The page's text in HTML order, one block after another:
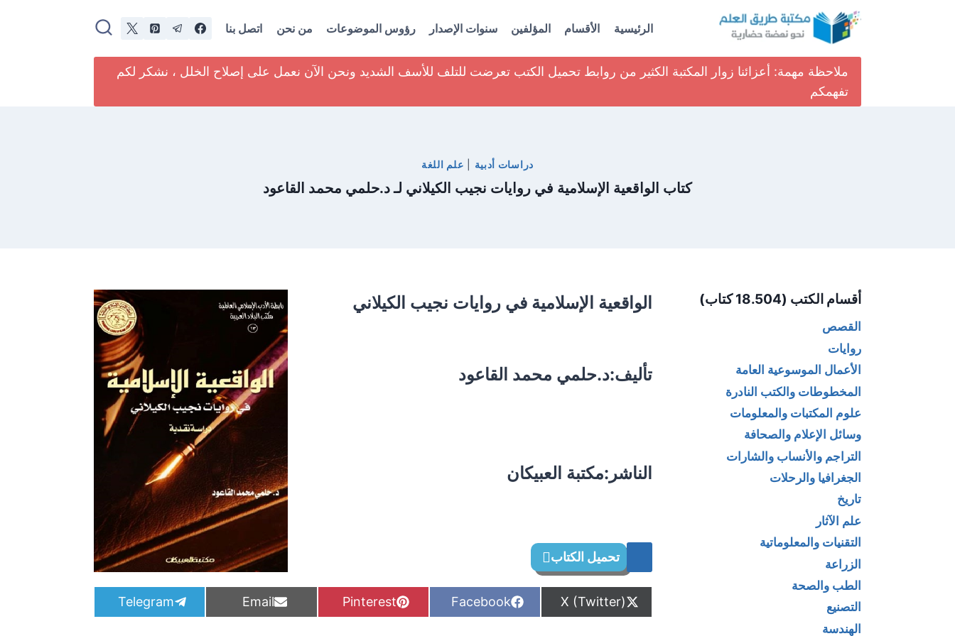
الرئيسية الأقسام المؤلفين سنوات الإصدار رؤوس الموضوعات من نحن اتصل بنا
ملاحظة مهمة: أعزائنا زوار المكتبة الكثير من روابط تحميل الكتب تعرضت للتلف للأسف الشديد ونحن الآن نعمل على إصلاح الخلل ، نشكر لكم
تفهمكم
دراسات أدبية علم اللغة
كتاب الواقعية الإسلامية في روايات نجيب الكيلاني لـ د.حلمي محمد القاعود
الواقعية الإسلامية في روايات نجيب الكيلاني
تأليف:د.حلمي محمد القاعود
الناشر:مكتبة العبيكان
تحميل الكتاب
S
h
X (Twitter)
S
h
Facebook
S
h
Pinterest
S
h
Email
S
h
Telegram
أقسام الكتب (18.504 كتاب)
القصص
روايات
الأعمال الموسوعية العامة
المخطوطات والكتب النادرة
علوم المكتبات والمعلومات
وسائل الإعلام والصحافة
التراجم والأنساب والشارات
الجغرافيا والرحلات
تاريخ
علم الآثار
التقنيات والمعلوماتية
الزراعة
الطب والصحة
التصنيع
الهندسة